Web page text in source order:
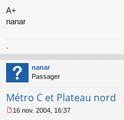
A+
nanar
nanar
Passager
Métro C et Plateau nord
16 nov. 2004, 16:37